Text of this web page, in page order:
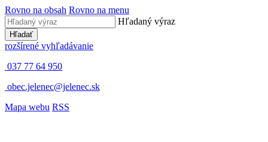
Rovno na obsah Rovno na menu
Hľadaný výraz
Hľadať
rozšírené vyhľadávanie
037 77 64 950
obec.jelenec@jelenec.sk
Mapa webu RSS